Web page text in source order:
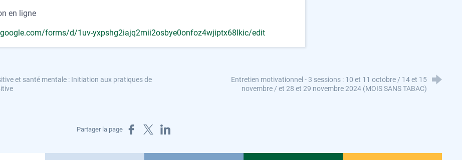
en ligne
forms/d/1uv-yxpshg2iajq2mii2osbye0onfoz4wjiptx68lkic/edit
et santé mentale : Initiation aux pratiques de
Entretien motivationnel - 3 sessions : 10 et 11 octobre / 14 et 15
novembre / et 28 et 29 novembre 2024 (MOIS SANS TABAC)
Partager la page Partager sur Facebook
Partager sur XPartager sur LinkedIn